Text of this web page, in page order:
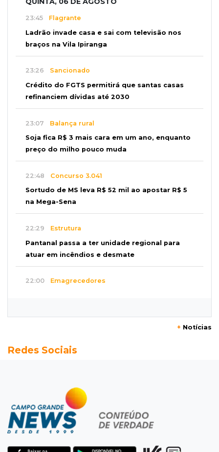
23:45 Flagrante
Ladrão invade casa e sai com televisão nos
braços na Vila Ipiranga
23:26 Sancionado
Crédito do FGTS permitirá que santas casas
refinanciem dívidas até 2030
23:07 Balança rural
Soja fica R$ 3 mais cara em um ano, enquanto
preço do milho pouco muda
22:48 Concurso 3.041
Sortudo de MS leva R$ 52 mil ao apostar R$ 5
na Mega-Sena
22:29 Estrutura
Pantanal passa a ter unidade regional para
atuar em incêndios e desmate
22:00 Emagrecedores
Granizo danifica telhados e plantações
Agregado
Inter perde para o Corinthians mas avança às
quartas da Copa do Brasil
+ Notícias
Redes Sociais